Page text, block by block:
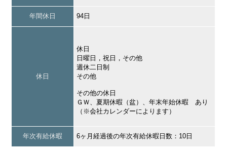
年間休日 94日
休日
休日
日曜日，祝日，その他
週休二日制
その他
その他の休日
ＧＷ、夏期休暇（盆）、年末年始休暇 あり
（※会社カレンダーによります）
年次有給休暇 6ヶ月経過後の年次有給休暇日数：10日